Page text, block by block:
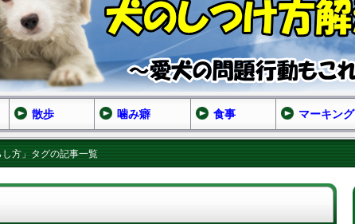
し方」タグの記事一覧
散歩 噛み癖 食事 マーキング